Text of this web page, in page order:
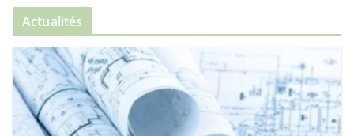
Actualités